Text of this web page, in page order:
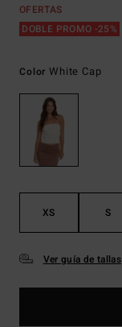
OFERTAS
DOBLE PROMO -25%
ColorWhite Cap
XS S
Ver guía de tallas